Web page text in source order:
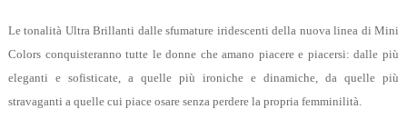
Le tonalità Ultra Brillanti dalle sfumature iridescenti della nuova linea di Mini
Colors conquisteranno tutte le donne che amano piacere e piacersi: dalle più
eleganti e sofisticate, a quelle più ironiche e dinamiche, da quelle più
stravaganti a quelle cui piace osare senza perdere la propria femminilità.